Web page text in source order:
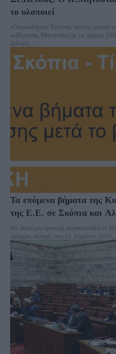
το υλοποιεί
«Οποιοσδήποτε Έλληνας πολίτης μπορεί
κυβέρνησης Μητσοτάκη με τις πρώτες
εκλογές...
Τα επόμενα βήματα της
της Ε.Ε. σε Σκόπια και
Με ιδιαίτερη προσοχή παρακολουθεί το
πρόωρες εκλογές στις 12 Απριλίου 2020,